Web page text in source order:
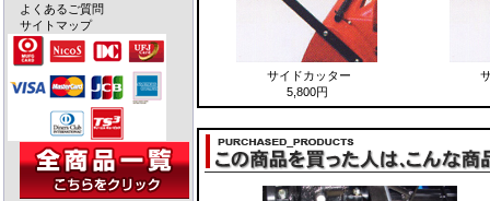
よくあるご質問
サイトマップ
サイドカッター
5,800円